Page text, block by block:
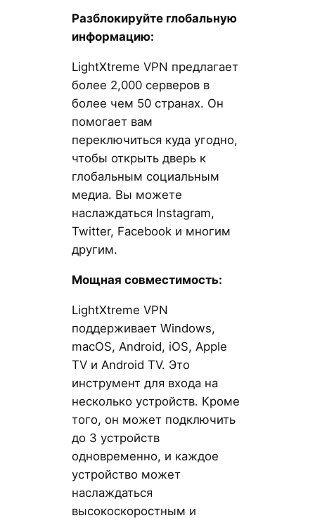
Разблокируйте глобальную
информацию:
LightXtreme VPN предлагает
более 2,000 серверов в
более чем 50 странах. Он
помогает вам
переключиться куда угодно,
чтобы открыть дверь к
глобальным социальным
медиа. Вы можете
наслаждаться Instagram,
Twitter, Facebook и многим
другим.
Мощная совместимость:
LightXtreme VPN
поддерживает Windows,
macOS, Android, iOS, Apple
TV и Android TV. Это
инструмент для входа на
несколько устройств. Кроме
того, он может подключить
до 3 устройств
одновременно, и каждое
устройство может
наслаждаться
высокоскоростным и